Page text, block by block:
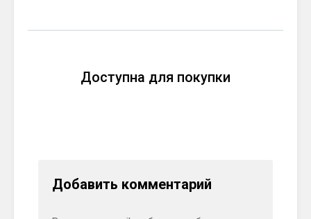
Доступна для покупки
Добавить комментарий